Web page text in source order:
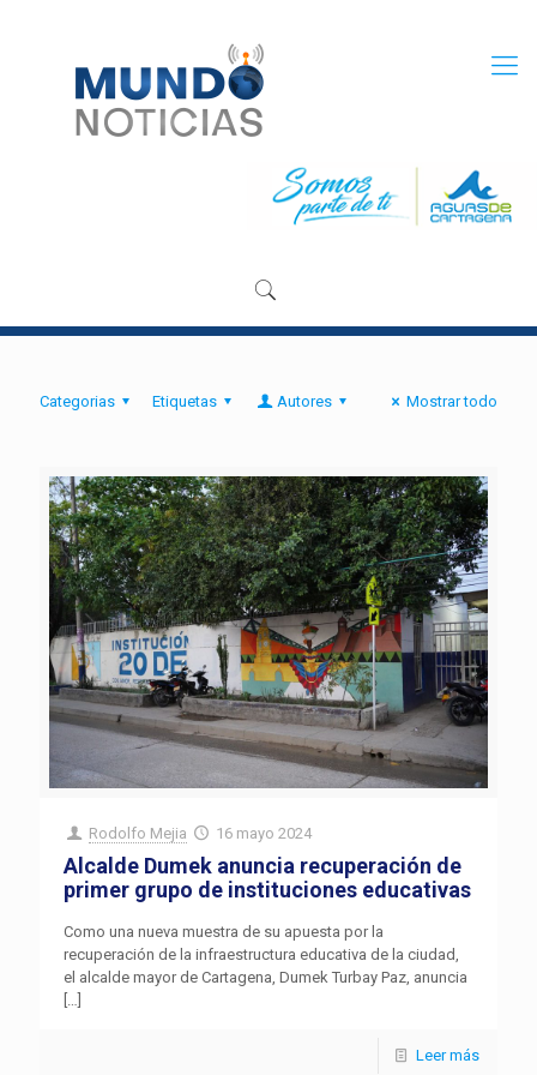
Categorias Etiquetas Autores Mostrar todo
Rodolfo Mejia 16 mayo 2024
Alcalde Dumek anuncia recuperación de
primer grupo de instituciones educativas
Como una nueva muestra de su apuesta por la
recuperación de la infraestructura educativa de la ciudad,
el alcalde mayor de Cartagena, Dumek Turbay Paz, anuncia
Leer más